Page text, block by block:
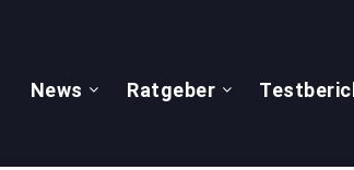
News Ratgeber